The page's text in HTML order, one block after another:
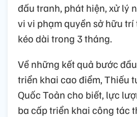
đấu tranh, phát hiện, xử lý
vi vi phạm quyền sở hữu trí
kéo dài trong 3 tháng.
Về những kết quả bước
triển khai cao điểm, Thiếu
Quốc Toản cho biết, lực
ba cấp triển khai công tác